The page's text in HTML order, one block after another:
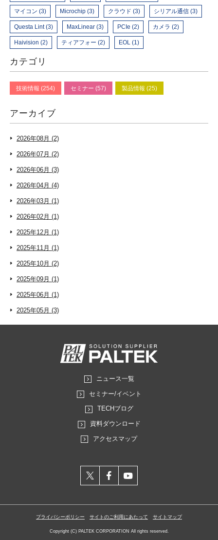
マイコン (3) Microchip (3) クラウド (3) シリアル通信 (3)
Questa Lint (3) MaxLinear (3) PCIe (2) カメラ (2)
Haivision (2) ティアフォー (2) EOL (1)
カテゴリ
技術情報 (254) セミナー (57) 製品情報 (25)
アーカイブ
2026年08月 (2)
2026年07月 (2)
2026年06月 (3)
2026年04月 (4)
2026年03月 (1)
2026年02月 (1)
2025年12月 (1)
2025年11月 (1)
2025年10月 (2)
2025年09月 (1)
2025年06月 (1)
2025年05月 (3)
ニュース一覧
セミナー/イベント
TECHブログ
資料ダウンロード
アクセスマップ
X facebook
プライバシーポリシー サイトのご利用にあたって サイトマップ
Copyright (C) PALTEK CORPORATION All rights reserved.